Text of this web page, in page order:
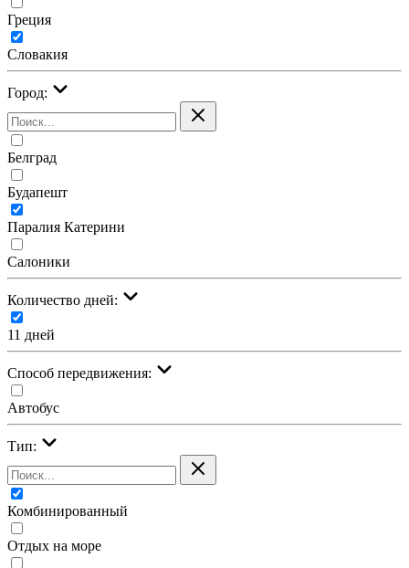
Греция
Словакия
Город:
Белград
Будапешт
Паралия Катерини
Салоники
Количество дней:
11 дней
Cпособ передвижения:
Автобус
Тип:
Комбинированный
Отдых на море